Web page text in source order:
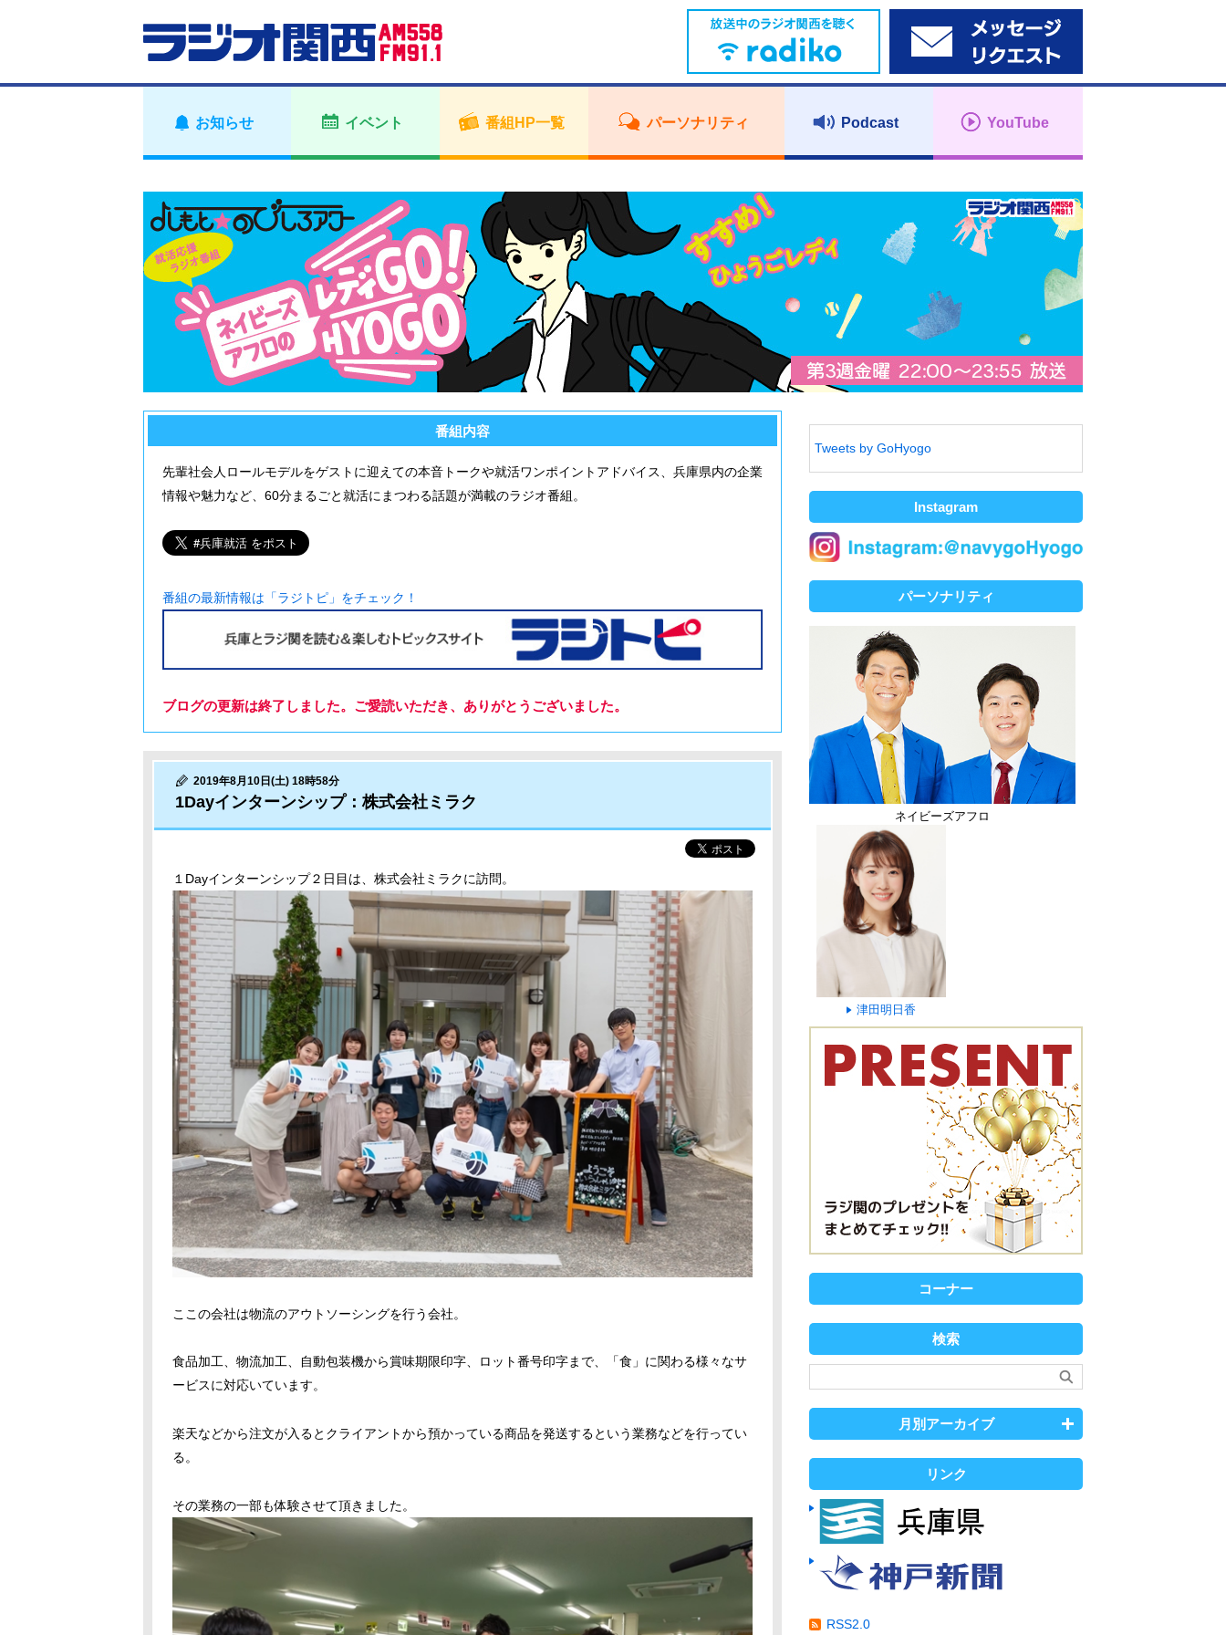
お知らせ イベント 番組HP一覧 パーソナリティ Podcast YouTube
番組内容
先輩社会人ロールモデルをゲストに迎えての本音トークや就活ワンポイントアドバイス、兵庫県内の企業
情報や魅力など、60分まるごと就活にまつわる話題が満載のラジオ番組。
番組の最新情報は「ラジトピ」をチェック！
ブログの更新は終了しました。ご愛読いただき、ありがとうございました。
2019年8月10日(土) 18時58分
1Dayインターンシップ：株式会社ミラク
１Dayインターンシップ２日目は、株式会社ミラクに訪問。
ここの会社は物流のアウトソーシングを行う会社。
食品加工、物流加工、自動包装機から賞味期限印字、ロット番号印字まで、「食」に関わる様々なサ
ービスに対応いています。
楽天などから注文が入るとクライアントから預かっている商品を発送するという業務などを行ってい
る。
その業務の一部も体験させて頂きました。
Tweets by GoHyogo
Instagram
パーソナリティ
ネイビーズアフロ
津田明日香
コーナー
検索
月別アーカイブ
リンク
RSS2.0